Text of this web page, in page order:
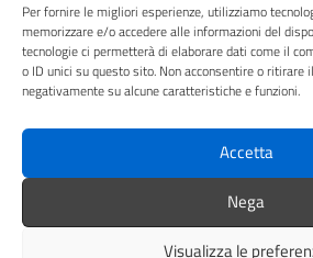
Per fornire le migliori esperienze, utilizziamo
memorizzare e/o accedere alle informazioni del
tecnologie ci permetterà di elaborare dati come il
o ID unici su questo sito. Non acconsentire o ritirare
negativamente su alcune caratteristiche e funzioni.
Accetta
Nega
Visualizza le
Dichiarazione di accessibilità
Cookie Policy (UE)
SEGUICI SU
Facebook